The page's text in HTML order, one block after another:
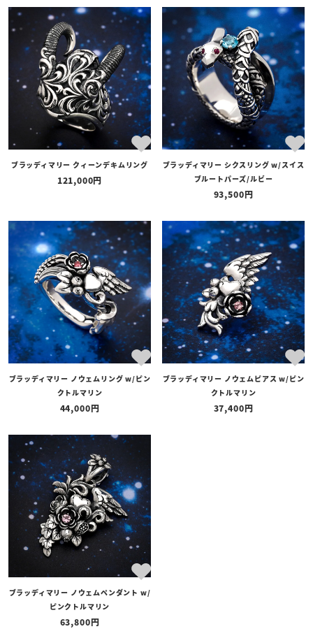
ブラッディマリー クィーンデキムリング
121,000
ブラッディマリー シクスリング w/スイス
ブルートパーズ/ルビー
93,500
ブラッディマリー ノウェムリング w/ピン
クトルマリン
44,000
ブラッディマリー ノウェムピアス w/ピン
クトルマリン
37,400
ブラッディマリー ノウェムペンダント w/
ピンクトルマリン
63,800